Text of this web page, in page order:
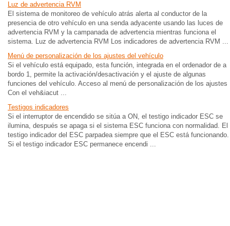
Luz de advertencia RVM
El sistema de monitoreo de vehículo atrás alerta al conductor de la
presencia de otro vehículo en una senda adyacente usando las luces de
advertencia RVM y la campanada de advertencia mientras funciona el
sistema. Luz de advertencia RVM Los indicadores de advertencia RVM ...
Menú de personalización de los ajustes del vehículo
Si el vehículo está equipado, esta función, integrada en el ordenador de a
bordo 1, permite la activación/desactivación y el ajuste de algunas
funciones del vehículo. Acceso al menú de personalización de los ajustes
Con el veh&iacut ...
Testigos indicadores
Si el interruptor de encendido se sitúa a ON, el testigo indicador ESC se
ilumina, después se apaga si el sistema ESC funciona con normalidad. El
testigo indicador del ESC parpadea siempre que el ESC está funcionando.
Si el testigo indicador ESC permanece encendi ...